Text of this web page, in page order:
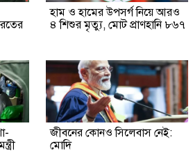
হাম ও হামের উপসর্গ নিয়ে আরও
৪ শিশুর মৃত্যু, মোট প্রাণহানি ৮৬৭
জীবনের কোনও সিলেবাস নেই:
মোদি